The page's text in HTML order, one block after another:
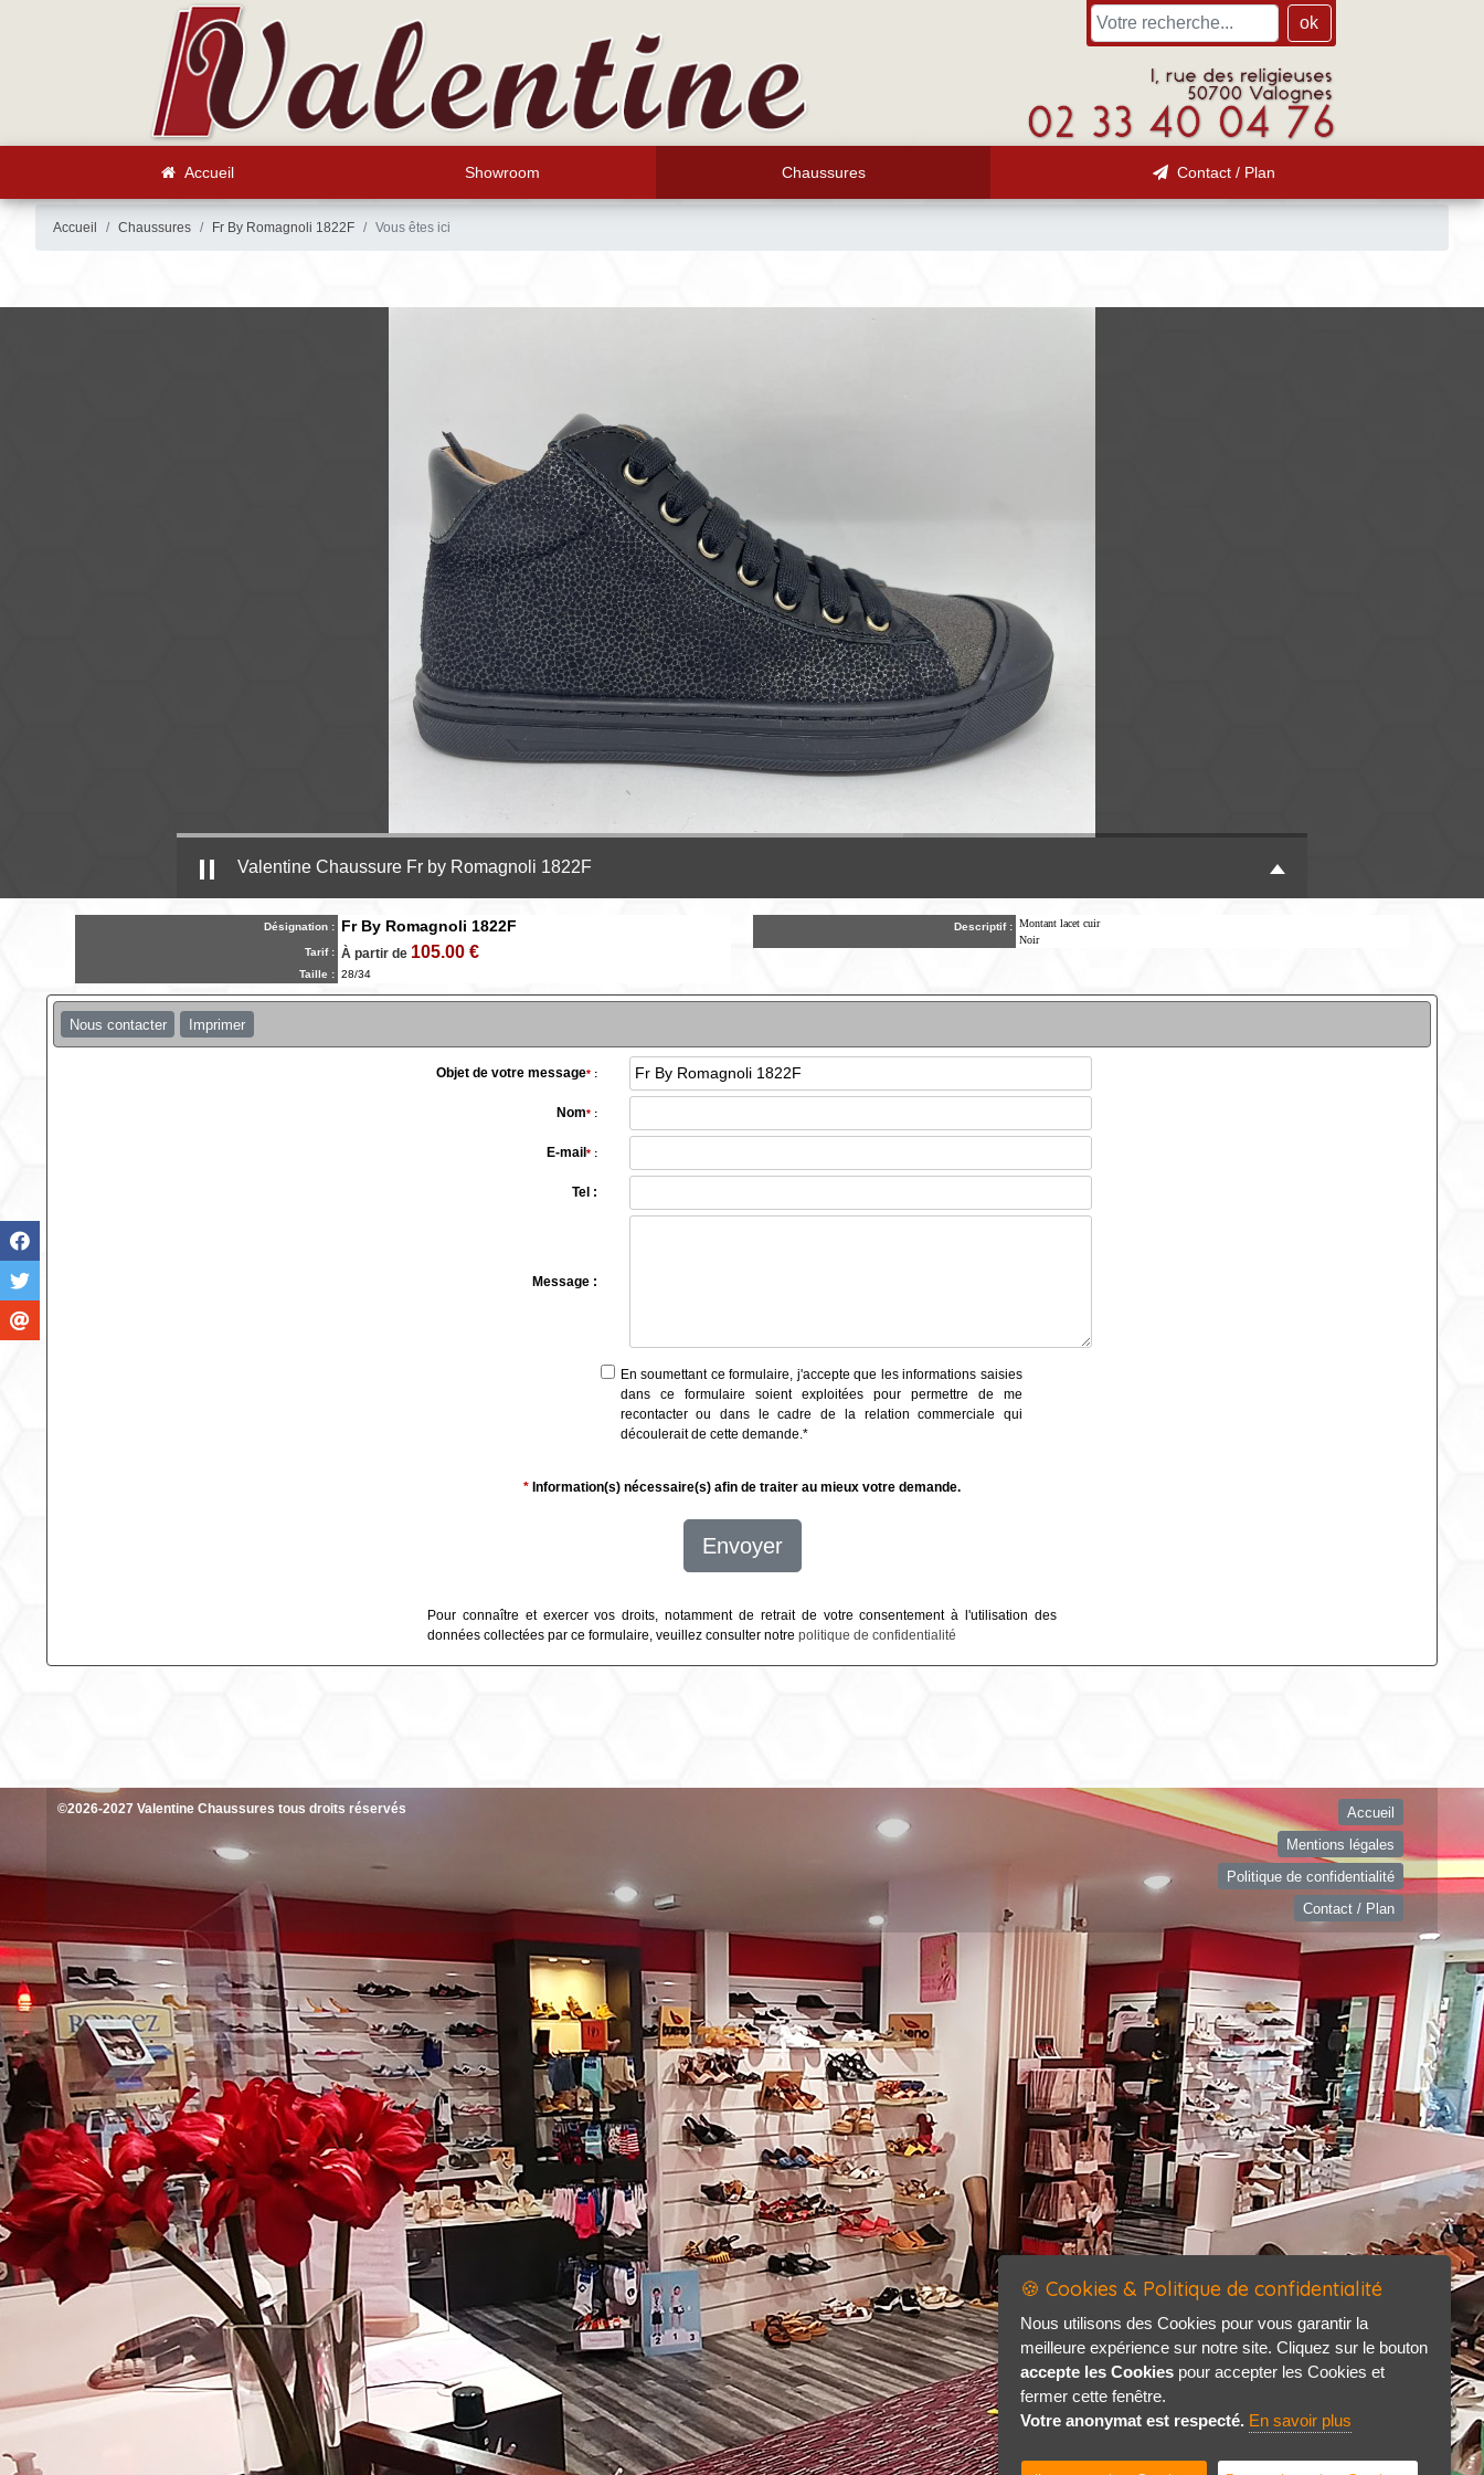
Accueil Showroom Chaussures Contact / Plan
ok
Accueil Chaussures Fr By Romagnoli 1822F Vous êtes ici
Valentine Chaussure Fr by Romagnoli 1822F
Désignation : Fr By Romagnoli 1822F
Tarif : À partir de 105.00 €
Taille : 28/34
Descriptif : Montant lacet cuir
Noir
Nous contacter Imprimer
Objet de votre message*:
Nom*:
E-mail *:
Tel :
Message :
En soumettant ce formulaire, j'accepte que les informations saisies
dans ce formulaire soient exploitées pour permettre de me
recontacter ou dans le cadre de la relation commerciale qui
découlerait de cette demande.*
* Information(s) nécessaire(s) afin de traiter au mieux votre demande.
Envoyer
Pour connaître et exercer vos droits, notamment de retrait de votre consentement à l'utilisation des
données collectées par ce formulaire, veuillez consulter notre politique de confidentialité
©2026-2027 Valentine Chaussures tous droits réservés
Accueil
Mentions légales
Politique de confidentialité
Contact / Plan
🍪 Cookies & Politique de confidentialité
Nous utilisons des Cookies pour vous garantir la
meilleure expérience sur notre site. Cliquez sur le bouton
accepte les Cookies pour accepter les Cookies et
fermer cette fenêtre.
Votre anonymat est respecté. En savoir plus